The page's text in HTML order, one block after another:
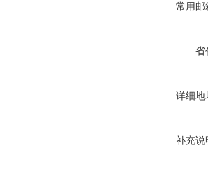
常用邮
省
详细地
补充说